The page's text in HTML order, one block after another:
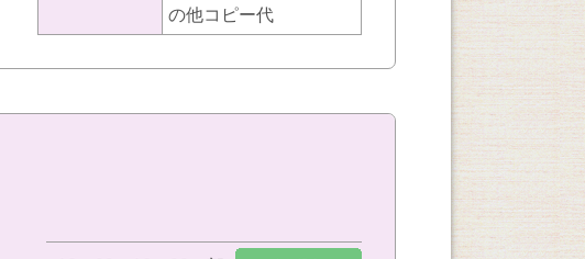
の他コピー代